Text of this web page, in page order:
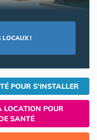
LOCAUX !
POUR S'INSTALLER
LOCATION POUR
SANTÉ